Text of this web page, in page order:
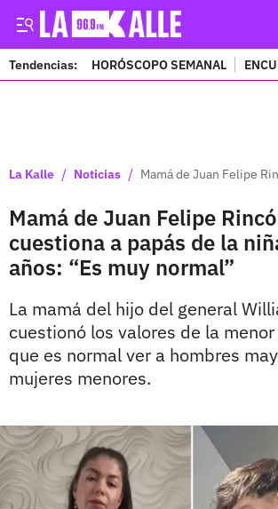
Tendencias: HORÓSCOPO SEMANAL
La Kalle / Noticias / Mamá de Juan Felipe
Mamá de Juan Felipe
cuestiona a papás de la
años: “Es muy normal”
La mamá del hijo del general
cuestionó los valores de la
que es normal ver a hombres
mujeres menores.